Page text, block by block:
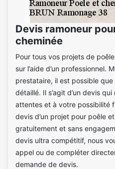
Devis ramoneur
cheminée
Pour tous vos projets de
sur l’aide d’un professionnel.
prestataire, il est possible
détaillé. Il s’agit d’un devis
attentes et à votre possibilité
devis d’un projet pour poêle
gratuitement et sans
devis ultra compétitif, nous
appel ou de compléter
demande de devis.